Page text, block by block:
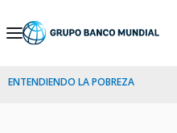
Skip
Navigation
ENTENDIENDO LA POBREZA